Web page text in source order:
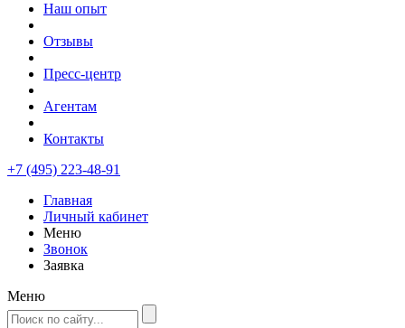
Наш опыт
Отзывы
Пресс-центр
Агентам
Контакты
+7 (495) 223-48-91
Главная
Личный кабинет
Меню
Звонок
Заявка
Меню